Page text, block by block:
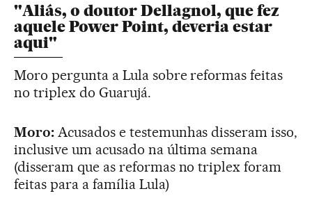
"Aliás, o doutor Dellagnol, que fez
aquele Power Point, deveria estar
aqui"
Moro pergunta a Lula sobre reformas feitas
no triplex do Guarujá.
Moro:Acusados e testemunhas disseram isso,
inclusive um acusado na última semana
(disseram que as reformas no triplex foram
feitas para a família Lula)